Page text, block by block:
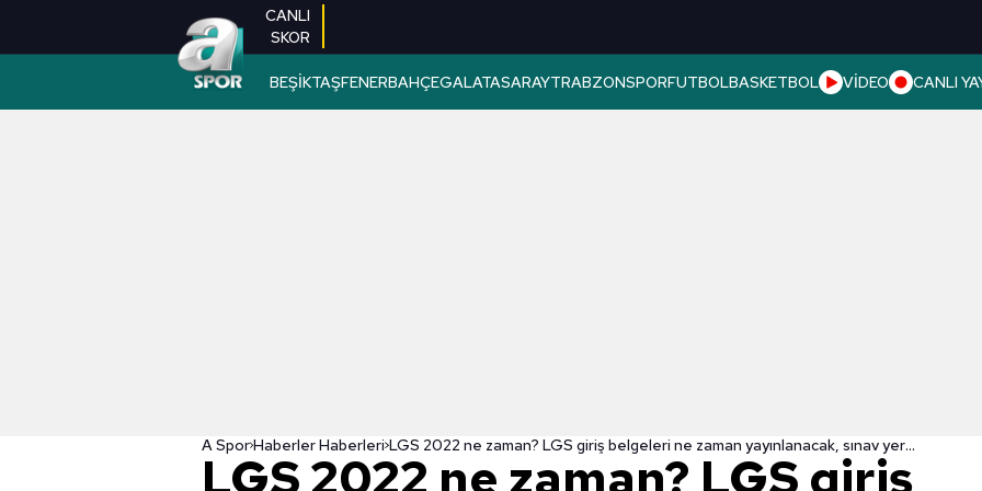
CANLI
SKOR
BEŞİKTAŞFENERBAHÇEGALATASARAYTRABZONSPORFUTBOLBASKETBOL VİDEO CANLI
A SporHaberler Haberleri LGS 2022 ne zaman? LGS giriş belgeleri ne zaman yayınlanacak, sınav yerleri belli oldu mu? LGS sınava giriş belgesi sorgulama ekranı
LGS 2022 ne zaman? LGS giriş